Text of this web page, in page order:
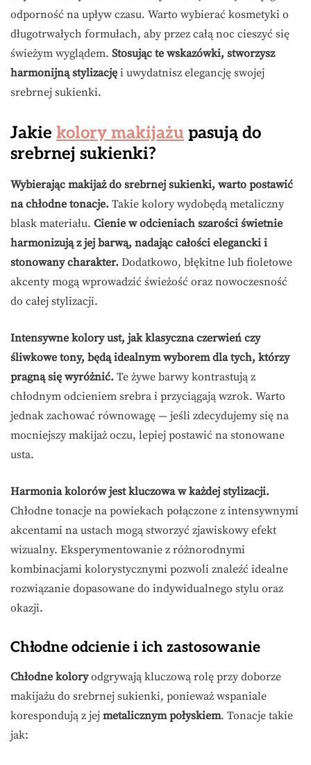
odporność na upływ czasu. Warto wybierać kosmetyki o
długotrwałych formułach, aby przez całą noc cieszyć się
świeżym wyglądem. Stosując te wskazówki, stworzysz
harmonijną stylizację i uwydatnisz elegancję swojej
srebrnej sukienki.
Jakie kolory makijażu pasują do
srebrnej sukienki?
Wybierając makijaż do srebrnej sukienki, warto postawić
na chłodne tonacje. Takie kolory wydobędą metaliczny
blask materiału. Cienie w odcieniach szarości świetnie
harmonizują z jej barwą, nadając całości elegancki i
stonowany charakter. Dodatkowo, błękitne lub fioletowe
akcenty mogą wprowadzić świeżość oraz nowoczesność
do całej stylizacji.
Intensywne kolory ust, jak klasyczna czerwień czy
śliwkowe tony, będą idealnym wyborem dla tych, którzy
pragną się wyróżnić. Te żywe barwy kontrastują z
chłodnym odcieniem srebra i przyciągają wzrok. Warto
jednak zachować równowagę — jeśli zdecydujemy się na
mocniejszy makijaż oczu, lepiej postawić na stonowane
usta.
Harmonia kolorów jest kluczowa w każdej stylizacji.
Chłodne tonacje na powiekach połączone z intensywnymi
akcentami na ustach mogą stworzyć zjawiskowy efekt
wizualny. Eksperymentowanie z różnorodnymi
kombinacjami kolorystycznymi pozwoli znaleźć idealne
rozwiązanie dopasowane do indywidualnego stylu oraz
okazji.
Chłodne odcienie i ich zastosowanie
Chłodne koloryodgrywają kluczową rolę przy doborze
makijażu do srebrnej sukienki, ponieważ wspaniale
korespondują z jej metalicznym połyskiem. Tonacje takie
jak: